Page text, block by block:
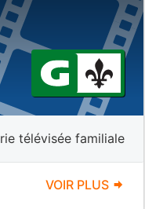
télévisée familiale
VOIR PLUS